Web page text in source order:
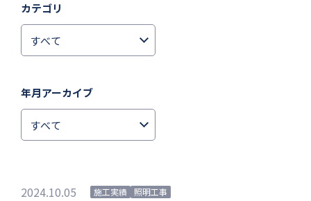
カテゴリ
年月アーカイブ
2024.10.05 施工実績 照明工事